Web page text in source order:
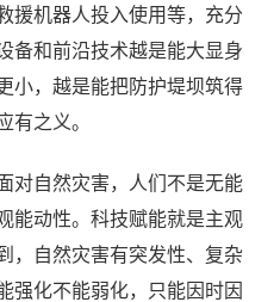
援机器人投入使用等，充分
备和前沿技术越是能大显身
小，越是能把防护堤坝筑得
有之义。
对自然灾害，人们不是无能
能动性。科技赋能就是主观
，自然灾害有突发性、复杂
强化不能弱化，只能因时因